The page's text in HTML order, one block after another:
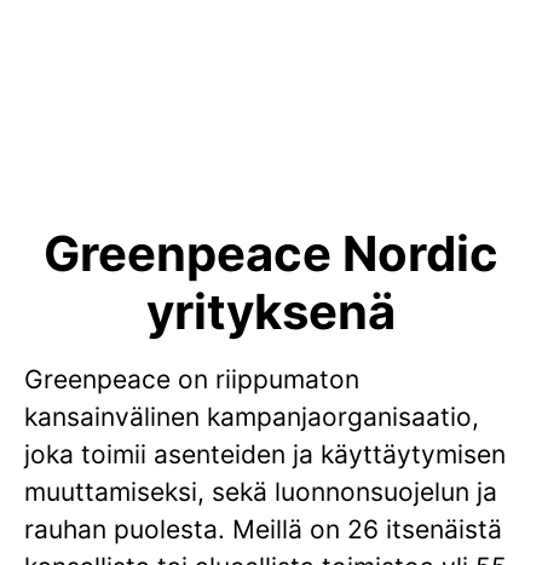
Greenpeace Nordic
yrityksenä
Greenpeace on riippumaton
kansainvälinen kampanjaorganisaatio,
joka toimii asenteiden ja käyttäytymisen
muuttamiseksi, sekä luonnonsuojelun ja
rauhan puolesta. Meillä on 26 itsenäistä